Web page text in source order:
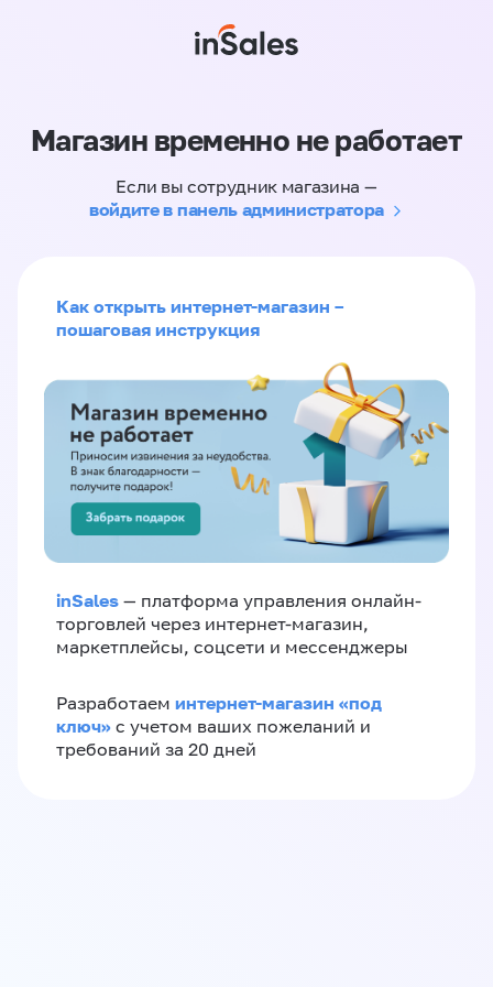
Магазин временно не работает
Если вы сотрудник магазина —
войдите в панель администратора
Как открыть интернет-магазин –
пошаговая инструкция
inSales — платформа управления онлайн-
торговлей через интернет-магазин,
маркетплейсы, соцсети и мессенджеры
Разработаем интернет-магазин «‎под
ключ»‎ с учетом ваших пожеланий и
требований за 20 дней